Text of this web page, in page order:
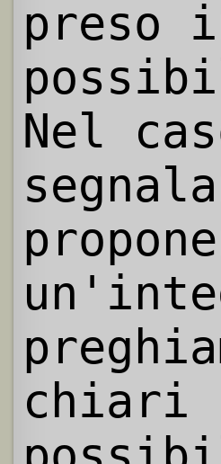
preso
Nel
chiari